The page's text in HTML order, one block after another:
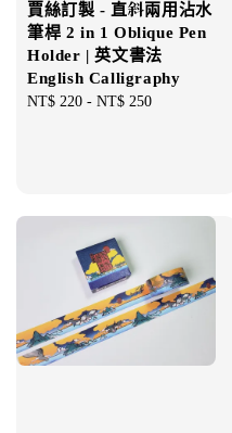
賈絲訂製 - 直斜兩用沾水
筆桿 2 in 1 Oblique Pen
Holder | 英文書法
English Calligraphy
Regular
NT$ 220 - NT$ 250